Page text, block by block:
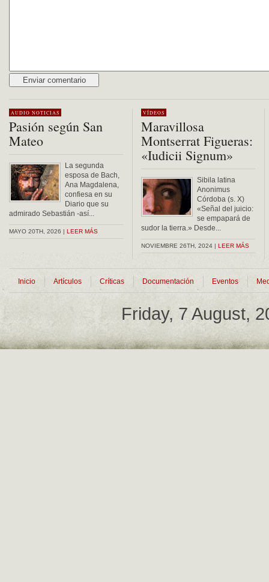
AUDIO NOTICIAS
Pasión según San
Mateo
La segunda
esposa de Bach,
Ana Magdalena,
confiesa en su
Diario que su
admirado Sebastián -así...
MAYO 20TH, 2026 | LEER MÁS
VÍDEOS
Maravillosa
Montserrat Figueras:
«Iudicii Signum»
Sibila latina
Anonimus
Córdoba (s. X)
«Señal del juicio:
se empapará de
sudor la tierra.» Desde...
NOVIEMBRE 26TH, 2024 | LEER MÁS
Inicio Artículos Críticas Documentación Eventos
Friday, 7 August,